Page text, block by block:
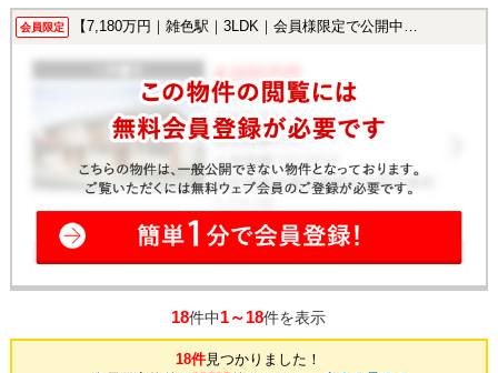
会員限定 【7,180万円｜雑色駅｜3LDK｜会員様限定で公開中！】
18件中1～18件を表示
18件見つかりました！